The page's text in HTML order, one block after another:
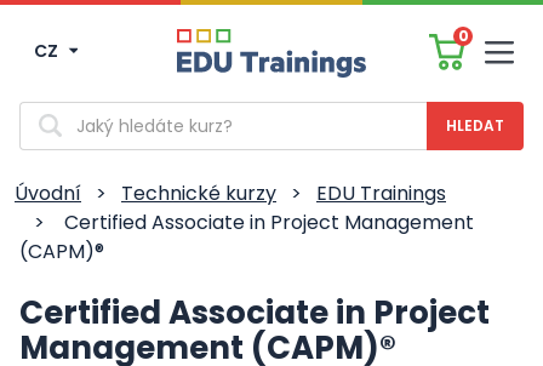
CZ
0
Vyhledávání
Úvodní > Technické kurzy >
EDU Trainings
>
Certified Associate in Project Management
(CAPM)®
Certified Associate in Project
Management (CAPM)®